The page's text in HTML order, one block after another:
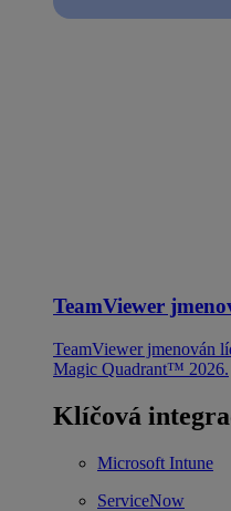
TeamViewer
TeamViewer jmenován
Magic Quadrant™ 2026.
Klíčová
Microsoft Intune
ServiceNow